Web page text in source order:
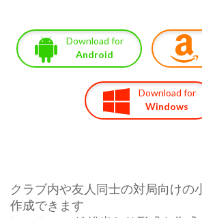
Download for
Android
Download for
Windows
クラブ内や友人同士の対局向けの
作成できます